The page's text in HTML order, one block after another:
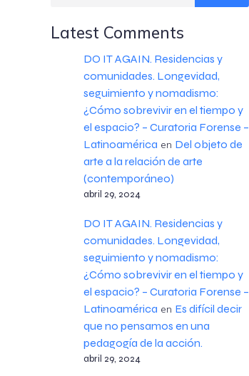
Latest Comments
DO IT AGAIN. Residencias y
comunidades. Longevidad,
seguimiento y nomadismo:
¿Cómo sobrevivir en el tiempo y
el espacio? – Curatoria Forense –
Latinoamérica en Del objeto de
arte a la relación de arte
(contemporáneo)
abril 29, 2024
DO IT AGAIN. Residencias y
comunidades. Longevidad,
seguimiento y nomadismo:
¿Cómo sobrevivir en el tiempo y
el espacio? – Curatoria Forense –
Latinoamérica en Es difícil decir
que no pensamos en una
pedagogía de la acción.
abril 29, 2024